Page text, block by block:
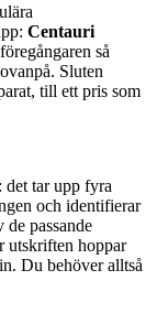
Centauri
så
Sluten
till ett pris som
tar upp fyra
och identifierar
passande
utskriften hoppar
Du behöver alltså